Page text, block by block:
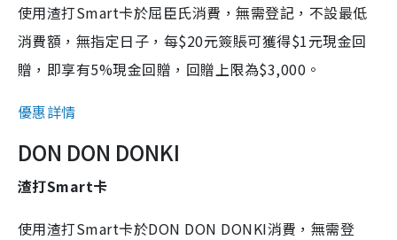
使用渣打Smart卡於屈臣氏消費，無需登記，不設最低
消費額，無指定日子，每$20元簽賬可獲得$1元現金回
贈，即享有5%現金回贈，回贈上限為$3,000。
優惠詳情
DON DON DONKI
渣打Smart卡
使用渣打Smart卡於DON DON DONKI消費，無需登